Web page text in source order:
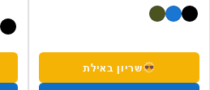
שריון באילת